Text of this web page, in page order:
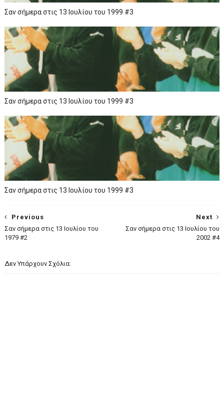
Σαν σήμερα στις 13 Ιουλίου του 1999 #3
Σαν σήμερα στις 13 Ιουλίου του 1999 #3
Σαν σήμερα στις 13 Ιουλίου του 1999 #3
Next
Σαν σήμερα στις 13 Ιουλίου του
2002 #4
Previous
Σαν σήμερα στις 13 Ιουλίου του
1979 #2
Δεν Υπάρχουν Σχόλια: